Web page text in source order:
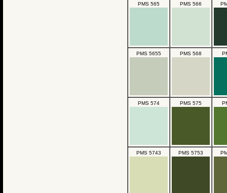
PMS 565 PMS 566
PMS 5655 PMS 568
PMS 574 PMS 575
PMS 5743 PMS 5753